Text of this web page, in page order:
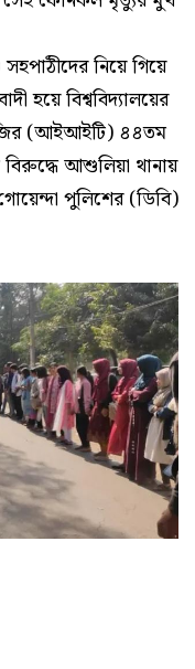
নিয়ে গিয়ে
হয়ে বিশ্ববিদ্যালয়ের
(আইআইটি) ৪৪তম
আশুলিয়া থানায়
পুলিশের (ডিবি)